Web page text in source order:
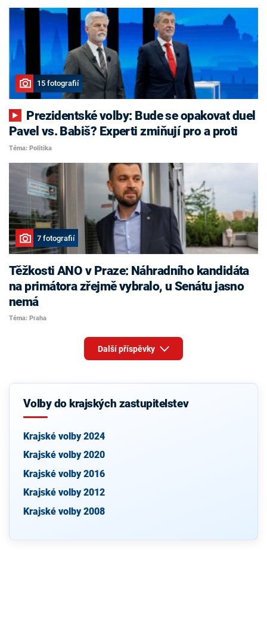
15 fotografií
Pavel vs. Babiš? Experti zmiňují pro a proti
Téma: Politika
7 fotografií
Těžkosti ANO v Praze: Náhradního kandidáta
na primátora zřejmě vybralo, u Senátu jasno
nemá
Téma: Praha
Další příspěvky
Volby do krajských zastupitelstev
Krajské volby 2024
Krajské volby 2020
Krajské volby 2016
Krajské volby 2012
Krajské volby 2008